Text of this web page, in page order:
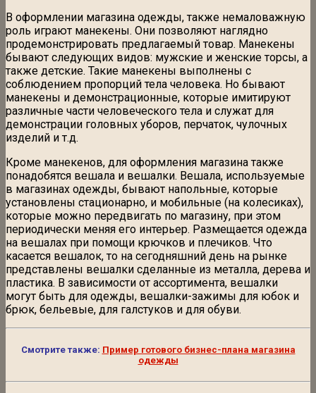
В оформлении магазина одежды, также немаловажную
роль играют манекены. Они позволяют наглядно
продемонстрировать предлагаемый товар. Манекены
бывают следующих видов: мужские и женские торсы, а
также детские. Такие манекены выполнены с
соблюдением пропорций тела человека. Но бывают
манекены и демонстрационные, которые имитируют
различные части человеческого тела и служат для
демонстрации головных уборов, перчаток, чулочных
изделий и т.д.
Кроме манекенов, для оформления магазина также
понадобятся вешала и вешалки. Вешала, используемые
в магазинах одежды, бывают напольные, которые
установлены стационарно, и мобильные (на колесиках),
которые можно передвигать по магазину, при этом
периодически меняя его интерьер. Размещается одежда
на вешалах при помощи крючков и плечиков. Что
касается вешалок, то на сегодняшний день на рынке
представлены вешалки сделанные из металла, дерева и
пластика. В зависимости от ассортимента, вешалки
могут быть для одежды, вешалки-зажимы для юбок и
брюк, бельевые, для галстуков и для обуви.
Смотрите также: Пример готового бизнес-плана магазина
одежды